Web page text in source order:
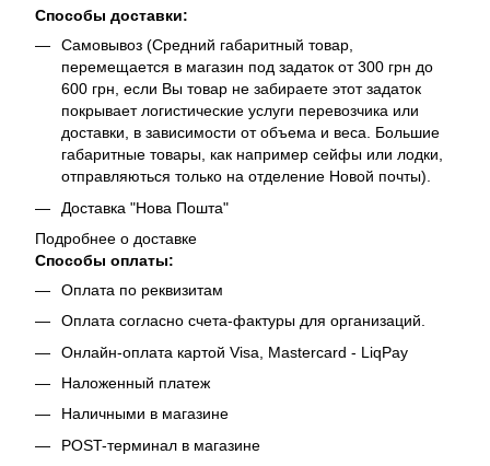
Способы доставки:
Самовывоз (Средний габаритный товар,
перемещается в магазин под задаток от 300 грн до
600 грн, если Вы товар не забираете этот задаток
покрывает логистические услуги перевозчика или
доставки, в зависимости от объема и веса. Большие
габаритные товары, как например сейфы или лодки,
отправляються только на отделение Новой почты).
Доставка "Нова Пошта"
Подробнее о доставке
Способы оплаты:
Оплата по реквизитам
Оплата согласно счета-фактуры для организаций.
Онлайн-оплата картой Visa, Mastercard - LiqPay
Наложенный платеж
Наличными в магазине
POST-терминал в магазине